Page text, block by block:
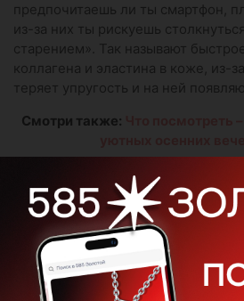
предпочитаешь ли ты смартфон,
из-за них ты рискуешь
старением». Так называют
коллагена и эластина в коже, из-
теряет упругость и на ней
Смотри также:
Всему виной синий свет –
способности ускорять появление
может соперничать с
минимизировать вред, используй
специальным фильтром от
природными антиоксидантами. К
масло какао и полифенолы,